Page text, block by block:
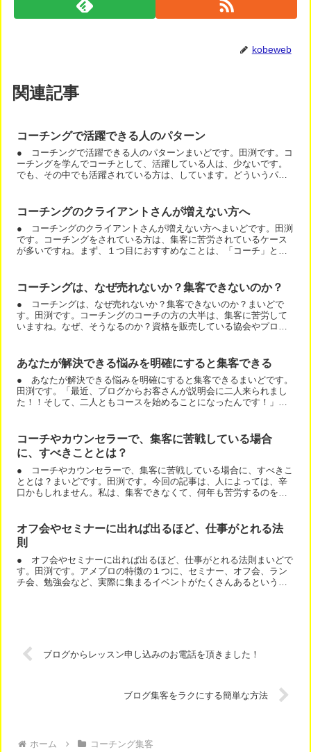
kobeweb
関連記事
コーチングで活躍できる人のパターン
● コーチングで活躍できる人のパターンまいどです。田渕です。コ
ーチングを学んでコーチとして、活躍している人は、少ないです。
でも、その中でも活躍されている方は、しています。どういうパタ
コーチングのクライアントさんが増えない方へ
● コーチングのクライアントさんが増えない方へまいどです。田渕
です。コーチングをされている方は、集客に苦労されているケース
が多いですね。まず、１つ目におすすめなことは、「コーチ」と名
コーチングは、なぜ売れないか？集客できないのか？
● コーチングは、なぜ売れないか？集客できないのか？まいどで
す。田渕です。コーチングのコーチの方の大半は、集客に苦労して
いますね。なぜ、そうなるのか？資格を販売している協会やプロコ
あなたが解決できる悩みを明確にすると集客できる
● あなたが解決できる悩みを明確にすると集客できるまいどです。
田渕です。「最近、ブログからお客さんが説明会に二人来られまし
た！！そして、二人ともコースを始めることになったんです！」こ
コーチやカウンセラーで、集客に苦戦している場合
に、すべきこととは？
● コーチやカウンセラーで、集客に苦戦している場合に、すべきこ
ととは？まいどです。田渕です。今回の記事は、人によっては、辛
口かもしれません。私は、集客できなくて、何年も苦労するのを見
オフ会やセミナーに出れば出るほど、仕事がとれる法
則
● オフ会やセミナーに出れば出るほど、仕事がとれる法則まいどで
す。田渕です。アメブロの特徴の１つに、セミナー、オフ会、ラン
チ会、勉強会など、実際に集まるイベントがたくさんあるというも
ブログからレッスン申し込みのお電話を頂きました！
ブログ集客をラクにする簡単な方法
ホーム コーチング集客